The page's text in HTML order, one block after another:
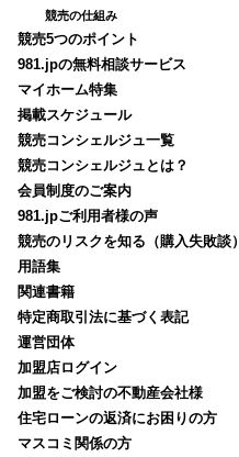
競売の仕組み
競売5つのポイント
981.jpの無料相談サービス
マイホーム特集
掲載スケジュール
競売コンシェルジュ一覧
競売コンシェルジュとは？
会員制度のご案内
981.jpご利用者様の声
競売のリスクを知る（購入失敗談）
用語集
関連書籍
特定商取引法に基づく表記
運営団体
加盟店ログイン
加盟をご検討の不動産会社様
住宅ローンの返済にお困りの方
マスコミ関係の方